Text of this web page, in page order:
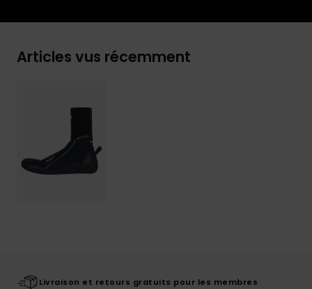
Articles vus récemment
Livraison et retours gratuits pour les membres